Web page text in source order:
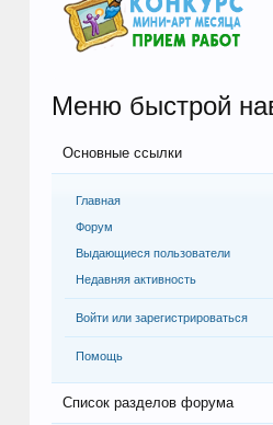
Меню быстрой
Основные ссылки
Главная
Форум
Выдающиеся пользователи
Недавняя активность
Войти или зарегистрироваться
Помощь
Список разделов форума